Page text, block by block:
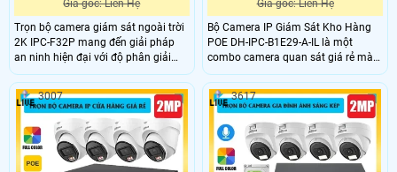
Giá gốc: Liên Hệ
Trọn bộ camera giám sát ngoài trời
2K IPC-F32P mang đến giải pháp
an ninh hiện đại với độ phân giải
3MP sắc nét, cảm biến CMOS tiên
tiến và ống kính 2.8mm góc rộng
100°. Hỗ trợ H.265, chế độ ngày
đêm, HDR chống ngược sáng và
tầm nhìn hồng ngoại 30m. Camera
tích hợp mic thu âm, phát hiện
chuyển động – con người, lưu trữ
Giá gốc: Liên Hệ
Bộ Camera IP Giám Sát Kho Hàng
POE DH-IPC-B1E29-A-IL là một
combo camera quan sát giá rẻ mà
chất lượng, cung cấp hình ảnh giám
sát sắc nét với độ phân giải 2.0MP,
camera còn hỗ trợ thêm mic giúp
ghi âm rõ ràng, chân thực. Ngoài ra
camera còn mang lại công nghệ
ánh sáng kép thông minh phát hiện
người sáng đèn đảm bảo an ninh
3007 3617